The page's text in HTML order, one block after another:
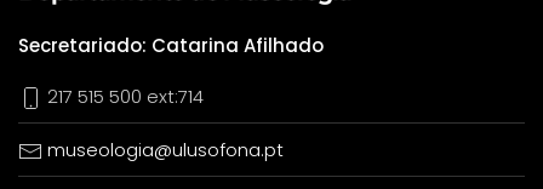
Secretariado: Catarina Afilhado
217 515 500 ext:714
museologia@ulusofona.pt